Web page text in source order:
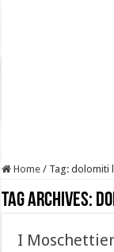
Home / Tag:dolomiti
Tag Archives:
I